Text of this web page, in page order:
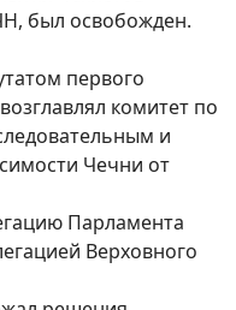
был освобожден.
первого
комитет по
и
Чечни от
Парламента
Верховного